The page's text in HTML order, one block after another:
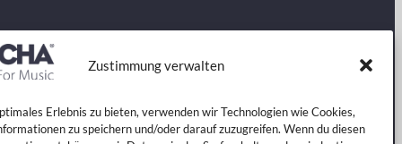
Zustimmung verwalten
Erlebnis zu bieten, verwenden wir Technologien wie Cookies,
zu speichern und/oder darauf zuzugreifen. Wenn du diesen